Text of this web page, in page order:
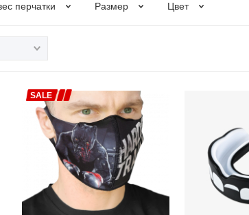
перчатки Размер Цвет
SALE